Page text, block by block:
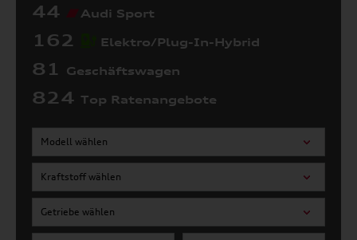
44 Audi Sport
162 Elektro/Plug-In-Hybrid
81 Geschäftswagen
824 Top Ratenangebote
Modell wählen
Kraftstoff wählen
Getriebe wählen